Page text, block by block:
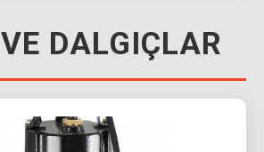
DALGIÇLAR